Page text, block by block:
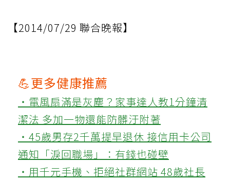
【2014/07/29 聯合晚報】
💪更多健康推薦
‧電風扇滿是灰塵？家事達人教1分鐘清
潔法 多加一物還能防髒汙附著
‧45歲男存2千萬提早退休 接信用卡公司
通知「淚回職場」：有錢也碰壁
‧用千元手機、拒絕社群網站 48歲社長